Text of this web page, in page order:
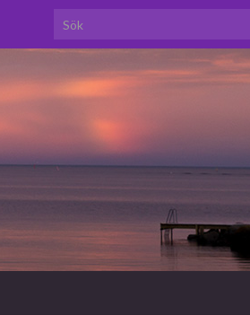
Search for: